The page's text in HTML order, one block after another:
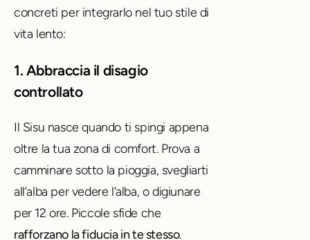
concreti per integrarlo nel tuo stile di
vita lento:
1. Abbraccia il disagio
controllato
Il Sisu nasce quando ti spingi appena
oltre la tua zona di comfort. Prova a
camminare sotto la pioggia, svegliarti
all’alba per vedere l’alba, o digiunare
per 12 ore. Piccole sfide che
rafforzano la fiducia in te stesso.